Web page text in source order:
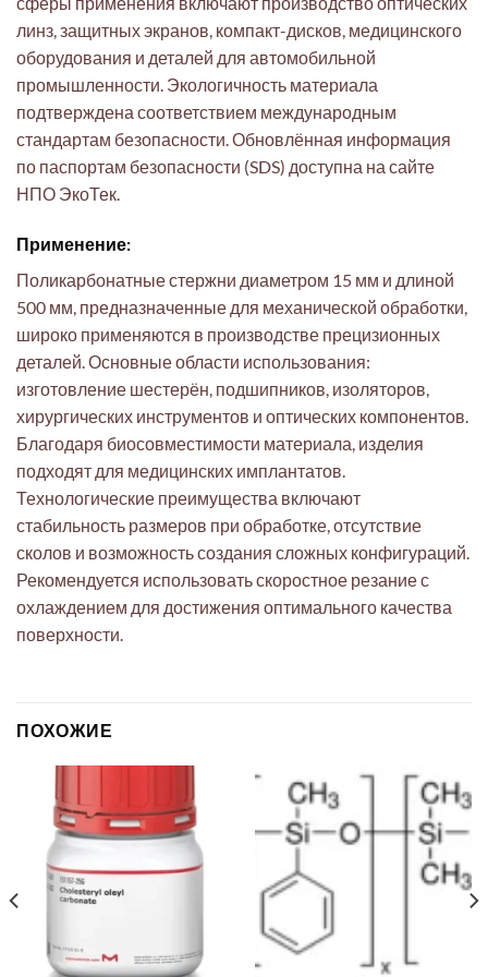
линз, защитных экранов, компакт-дисков, медицинского
оборудования и деталей для автомобильной
промышленности. Экологичность материала
подтверждена соответствием международным
стандартам безопасности. Обновлённая информация
по паспортам безопасности (SDS) доступна на сайте
НПО ЭкоТек.
Применение:
Поликарбонатные стержни диаметром 15 мм и длиной
500 мм, предназначенные для механической обработки,
широко применяются в производстве прецизионных
деталей. Основные области использования:
изготовление шестерён, подшипников, изоляторов,
хирургических инструментов и оптических компонентов.
Благодаря биосовместимости материала, изделия
подходят для медицинских имплантатов.
Технологические преимущества включают
стабильность размеров при обработке, отсутствие
сколов и возможность создания сложных конфигураций.
Рекомендуется использовать скоростное резание с
охлаждением для достижения оптимального качества
поверхности.
ПОХОЖИЕ